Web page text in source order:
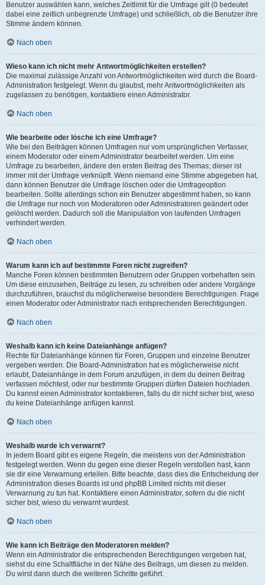
Benutzer auswählen kann, welches Zeitlimit für die Umfrage gilt (0 bedeutet
dabei eine zeitlich unbegrenzte Umfrage) und schließlich, ob die Benutzer ihre
Stimme ändern können.
Nach oben
Wieso kann ich nicht mehr Antwortmöglichkeiten erstellen?
Die maximal zulässige Anzahl von Antwortmöglichkeiten wird durch die Board-
Administration festgelegt. Wenn du glaubst, mehr Antwortmöglichkeiten als
zugelassen zu benötigen, kontaktiere einen Administrator.
Nach oben
Wie bearbeite oder lösche ich eine Umfrage?
Wie bei den Beiträgen können Umfragen nur vom ursprünglichen Verfasser,
einem Moderator oder einem Administrator bearbeitet werden. Um eine
Umfrage zu bearbeiten, ändere den ersten Beitrag des Themas; dieser ist
immer mit der Umfrage verknüpft. Wenn niemand eine Stimme abgegeben hat,
dann können Benutzer die Umfrage löschen oder die Umfrageoption
bearbeiten. Sollte allerdings schon ein Benutzer abgestimmt haben, so kann
die Umfrage nur noch von Moderatoren oder Administratoren geändert oder
gelöscht werden. Dadurch soll die Manipulation von laufenden Umfragen
verhindert werden.
Nach oben
Warum kann ich auf bestimmte Foren nicht zugreifen?
Manche Foren können bestimmten Benutzern oder Gruppen vorbehalten sein.
Um diese einzusehen, Beiträge zu lesen, zu schreiben oder andere Vorgänge
durchzuführen, brauchst du möglicherweise besondere Berechtigungen. Frage
einen Moderator oder Administrator nach entsprechenden Berechtigungen.
Nach oben
Weshalb kann ich keine Dateianhänge anfügen?
Rechte für Dateianhänge können für Foren, Gruppen und einzelne Benutzer
vergeben werden. Die Board-Administration hat es möglicherweise nicht
erlaubt, Dateianhänge in dem Forum anzufügen, in dem du deinen Beitrag
verfassen möchtest, oder nur bestimmte Gruppen dürfen Dateien hochladen.
Du kannst einen Administrator kontaktieren, falls du dir nicht sicher bist, wieso
du keine Dateianhänge anfügen kannst.
Nach oben
Weshalb wurde ich verwarnt?
In jedem Board gibt es eigene Regeln, die meistens von der Administration
festgelegt werden. Wenn du gegen eine dieser Regeln verstoßen hast, kann
sie dir eine Verwarnung erteilen. Bitte beachte, dass dies die Entscheidung der
Administration dieses Boards ist und phpBB Limited nichts mit dieser
Verwarnung zu tun hat. Kontaktiere einen Administrator, sofern du die nicht
sicher bist, wieso du verwarnt wurdest.
Nach oben
Wie kann ich Beiträge den Moderatoren melden?
Wenn ein Administrator die entsprechenden Berechtigungen vergeben hat,
siehst du eine Schaltfläche in der Nähe des Beitrags, um diesen zu melden.
Du wirst dann durch die weiteren Schritte geführt.